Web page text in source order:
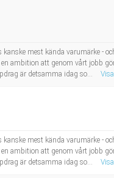
mest kända varumärke -
ambition att genom vårt jobb
är detsamma idag so...
mest kända varumärke -
ambition att genom vårt jobb
är detsamma idag so...